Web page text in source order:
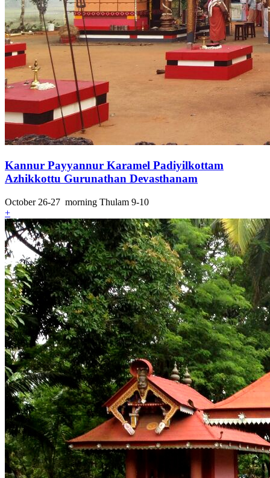
Kannur Payyannur Karamel Padiyilkottam
Azhikkottu Gurunathan Devasthanam
October 26-27 morning Thulam 9-10
+